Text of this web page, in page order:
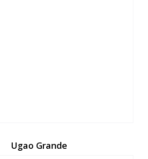
Ugao Grande